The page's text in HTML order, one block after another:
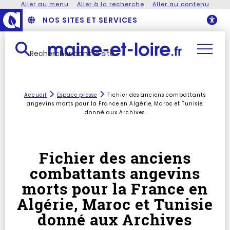
Aller au menu Aller à la recherche Aller au contenu
NOS SITES ET SERVICES
Rechercher dans le site
Accueil Espace presse
Fichier des anciens combattants
angevins morts pour la France en Algérie, Maroc et Tunisie
donné aux Archives
Fichier des anciens
combattants angevins
morts pour la France en
Algérie, Maroc et Tunisie
donné aux Archives